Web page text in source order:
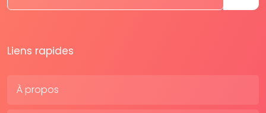
Liens rapides
À propos